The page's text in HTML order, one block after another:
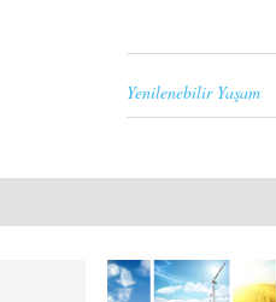
Yenilenebilir Yaşam